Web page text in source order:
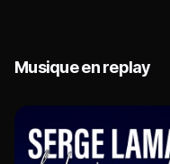
Musique en replay